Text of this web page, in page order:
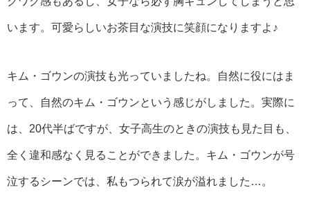
います。可愛らしいお茶目な演技に笑顔になりますよ♪
キム・ゴウンの演技も光っていましたね。自然に役にはま
って、自然のキム・ゴウンという感じがしました。実際に
は、20代半ばですが、女子高生のときの演技も見た目も、
全く違和感なく見ることができました。キム・ゴウンが号
泣するシーンでは、私もつられて涙が溢れました…。